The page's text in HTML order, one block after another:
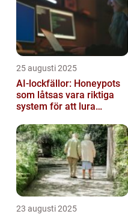
25 augusti 2025
AI-lockfällor: Honeypots
som låtsas vara riktiga
system för att lura
23 augusti 2025